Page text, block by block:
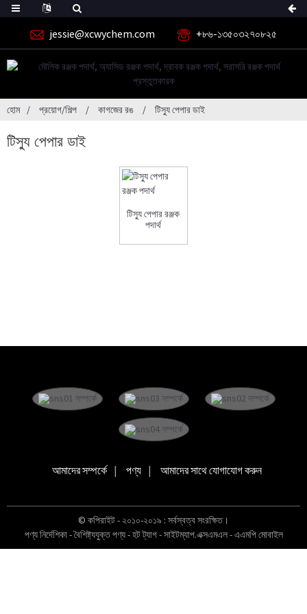
jessie@xcwychem.com +৮৬-১৩৫০৩২৭০৮২৫
হোম প্রয়োগ/শিল্প কাগজের রঙ টিস্যু পেপার ডাই
টিস্যু পেপার ডাই
টিস্যু পেপার রঞ্জক
পদার্থ
আমাদের সম্পর্কে পণ্য আমাদের সাথে যোগাযোগ করুন
© কপিরাইট - ২০১০-২০১৯ : সর্বস্বত্ব সংরক্ষিত।
পণ্য নির্দেশিকা-বৈশিষ্ট্যযুক্ত পণ্য-হট ট্যাগ-সাইটম্যাপ.এক্সএমএল-এএমপি মোবাইল